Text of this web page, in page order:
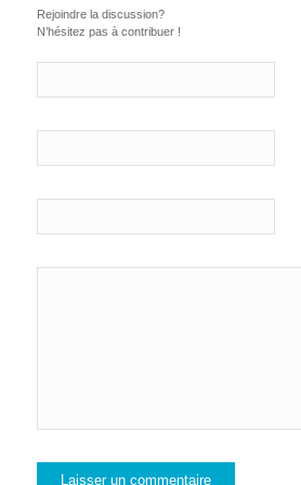
Rejoindre la discussion?
N’hésitez pas à contribuer !